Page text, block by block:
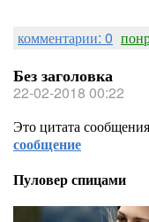
комментарии: 0
Без заголовка
22-02-2018 00:22
Это цитата сообщения
сообщение
Пуловер спицами